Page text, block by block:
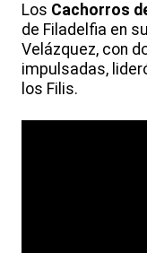
Los Cachorros
de Filadelfia en
Velázquez, con
impulsadas,
los Filis.